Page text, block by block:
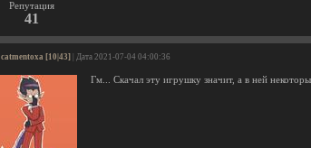
Репутация
41
catmentoxa [10|43] | Дата 2021-07-04 04:00:36
Гм... Скачал эту игрушку значит, а в ней